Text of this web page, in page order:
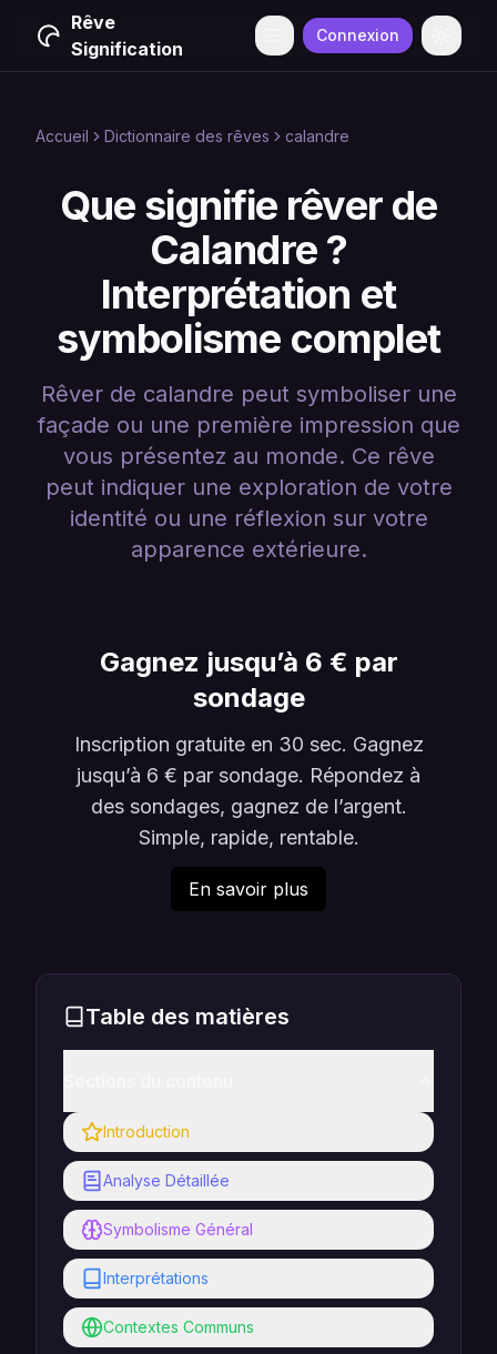
Rêve
Signification
Menu Connexion
Accueil Dictionnaire des rêves calandre
Que signifie rêver de
Calandre ?
Interprétation et
symbolisme complet
Rêver de calandre peut symboliser une
façade ou une première impression que
vous présentez au monde. Ce rêve
peut indiquer une exploration de votre
identité ou une réflexion sur votre
apparence extérieure.
Gagnez jusqu’à 6 € par
sondage
Inscription gratuite en 30 sec. Gagnez
jusqu’à 6 € par sondage. Répondez à
des sondages, gagnez de l’argent.
Simple, rapide, rentable.
En savoir plus
Table des matières
Introduction
Analyse Détaillée
Symbolisme Général
Interprétations
Contextes Communs